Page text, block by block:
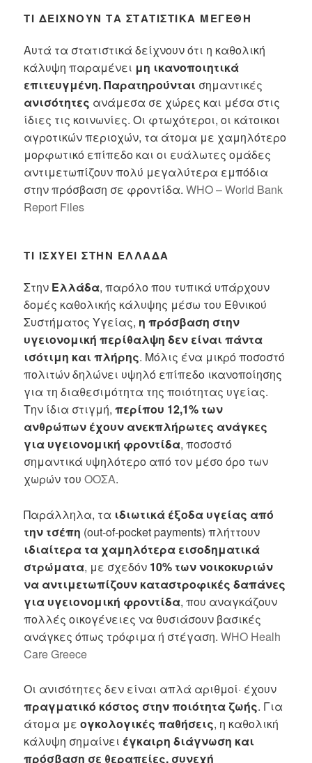
ΤΙ ΔΕΊΧΝΟΥΝ ΤΑ ΣΤΑΤΙΣΤΙΚΆ ΜΕΓΈΘΗ
Αυτά τα στατιστικά δείχνουν ότι η καθολική
κάλυψη παραμένει μη ικανοποιητικά
επιτευγμένη. Παρατηρούνται σημαντικές
ανισότητες ανάμεσα σε χώρες και μέσα στις
ίδιες τις κοινωνίες. Οι φτωχότεροι, οι κάτοικοι
αγροτικών περιοχών, τα άτομα με χαμηλότερο
μορφωτικό επίπεδο και οι ευάλωτες ομάδες
αντιμετωπίζουν πολύ μεγαλύτερα εμπόδια
στην πρόσβαση σε φροντίδα.WHO – World Bank
Report Files
ΤΙ ΙΣΧΎΕΙ ΣΤΗΝ ΕΛΛΆΔΑ
Στην Ελλάδα, παρόλο που τυπικά υπάρχουν
δομές καθολικής κάλυψης μέσω του Εθνικού
Συστήματος Υγείας, η πρόσβαση στην
υγειονομική περίθαλψη δεν είναι πάντα
ισότιμη και πλήρης. Μόλις ένα μικρό ποσοστό
πολιτών δηλώνει υψηλό επίπεδο ικανοποίησης
για τη διαθεσιμότητα της ποιότητας υγείας.
Την ίδια στιγμή,περίπου 12,1% των
ανθρώπων έχουν ανεκπλήρωτες ανάγκες
για υγειονομική φροντίδα, ποσοστό
σημαντικά υψηλότερο από τον μέσο όρο των
χωρών τουΟΟΣΑ.
Παράλληλα, τα ιδιωτικά έξοδα υγείας από
την τσέπη (out-of-pocket payments) πλήττουν
ιδιαίτερα τα χαμηλότερα εισοδηματικά
στρώματα, με σχεδόν 10% των νοικοκυριών
να αντιμετωπίζουν καταστροφικές δαπάνες
για υγειονομική φροντίδα, που αναγκάζουν
πολλές οικογένειες να θυσιάσουν βασικές
ανάγκες όπως τρόφιμα ή στέγαση.WHO Healh
Care Greece
Οι ανισότητες δεν είναι απλά αριθμοί· έχουν
πραγματικό κόστος στην ποιότητα ζωής. Για
άτομα μεογκολογικές παθήσεις, η καθολική
κάλυψη σημαίνει έγκαιρη διάγνωση και
πρόσβαση σε θεραπείες, συνεχή